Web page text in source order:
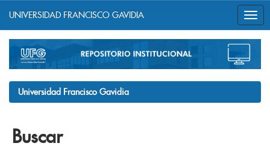
navigation
UNIVERSIDAD FRANCISCO GAVIDIA
Universidad Francisco Gavidia
Buscar